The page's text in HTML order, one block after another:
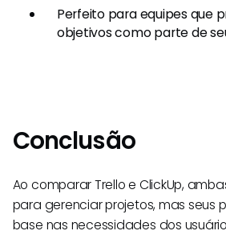
Perfeito para equipes que
objetivos como parte de
Conclusão
Ao comparar Trello e ClickUp,
para gerenciar projetos, mas seus
base nas necessidades dos